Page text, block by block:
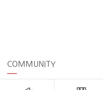
COMMUNITY